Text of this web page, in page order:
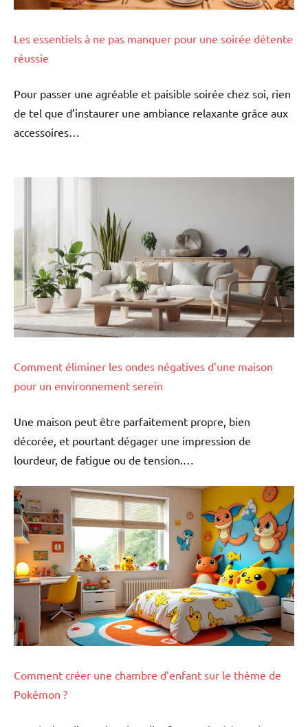
Les essentiels à ne pas manquer pour une soirée détente
réussie
Pour passer une agréable et paisible soirée chez soi, rien
de tel que d’instaurer une ambiance relaxante grâce aux
accessoires…
Comment éliminer les ondes négatives d’une maison
pour un environnement serein
Une maison peut être parfaitement propre, bien
décorée, et pourtant dégager une impression de
lourdeur, de fatigue ou de tension.…
Comment créer une chambre d’enfant sur le thème de
Pokémon ?